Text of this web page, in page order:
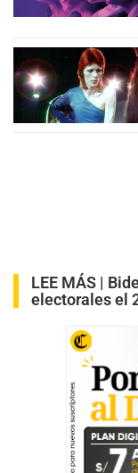
LEE MÁS |
electorales el